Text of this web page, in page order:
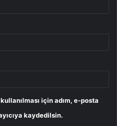
için adım, e-posta
kaydedilsin.